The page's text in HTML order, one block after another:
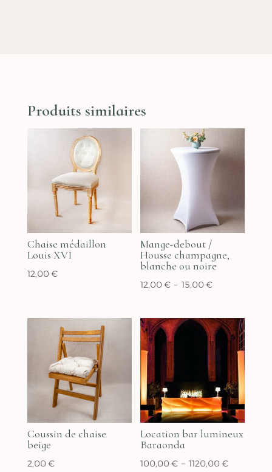
Produits similaires
Chaise médaillon
Louis XVI
12,00€
Mange-debout /
Housse champagne,
blanche ou noire
12,00€ – 15,00€Plage
prix :
12,00 €
15,00 €
Coussin de chaise
beige
2,00€
Location bar lumineux
Baraonda
100,00€ – 1120,00€Plage